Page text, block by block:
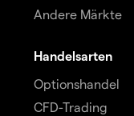
Andere Märkte
Handelsarten
Optionshandel
CFD-Trading